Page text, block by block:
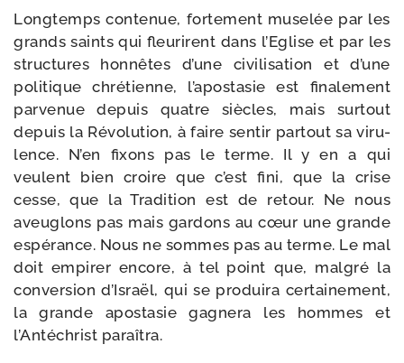
Longtemps conte­nue, for­te­ment muse­lée par les
grands saints qui fleu­rirent dans l’Eglise et par les
struc­tures hon­nêtes d’une civi­li­sa­tion et d’une
poli­tique chré­tienne, l’apostasie est fina­le­ment
par­ve­nue depuis quatre siècles, mais sur­tout
depuis la Révolution, à faire sen­tir par­tout sa viru­
lence. N’en fixons pas le terme. Il y en a qui
veulent bien croire que c’est fini, que la crise
cesse, que la Tradition est de retour. Ne nous
aveu­glons pas mais gar­dons au cœur une grande
espé­rance. Nous ne sommes pas au terme. Le mal
doit empi­rer encore, à tel point que, mal­gré la
conver­sion d’Israël, qui se pro­dui­ra cer­tai­ne­ment,
la grande apos­ta­sie gagne­ra les hommes et
l’Antéchrist paraîtra.